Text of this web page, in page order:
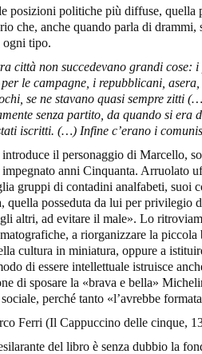
posizioni politiche più diffuse, quella
che, anche quando parla di
ogni tipo.
città non succedevano grandi cose:
le campagne, i repubblicani,
se ne stavano quasi sempre zitti
senza partito, da quando si era
iscritti. (…) Infine c’erano i
il personaggio di Marcello,
anni Cinquanta. Arruolato
gruppi di contadini analfabeti, suoi
quella posseduta da lui per privilegio
altri, ad evitare il male». Lo
a riorganizzare la
cultura in miniatura, oppure a
di essere intellettuale istruisce
di sposare la «brava e bella»
perché tanto «l’avrebbe
Ferri (Il Cappuccino delle cinque,
del libro è senza dubbio la